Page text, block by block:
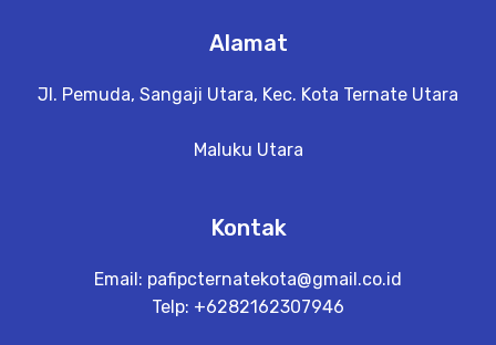
Alamat
Jl. Pemuda, Sangaji Utara, Kec. Kota Ternate Utara
Maluku Utara
Kontak
Email: pafipcternatekota@gmail.co.id
Telp: +6282162307946